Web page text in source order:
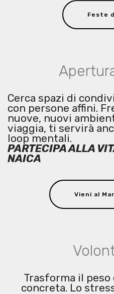
Feste
Cerca spazi di
con persone affini.
nuove, nuovi
viaggia, ti servirà
loop mentali.
PARTECIPA ALLA
NAICA
Vieni al
Trasforma il
concreta. Lo